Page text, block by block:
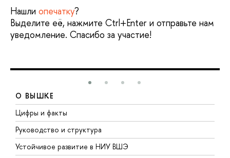
Нашли опечатку?
Выделите её, нажмите Ctrl+Enter и отправьте нам
уведомление. Спасибо за участие!
О ВЫШКЕ
Цифры и факты
Руководство и структура
Устойчивое развитие в НИУ ВШЭ